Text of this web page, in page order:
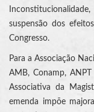
suspensão dos
Congresso.
Para a Associação
AMB, Conamp,
Associativa da
emenda impõe